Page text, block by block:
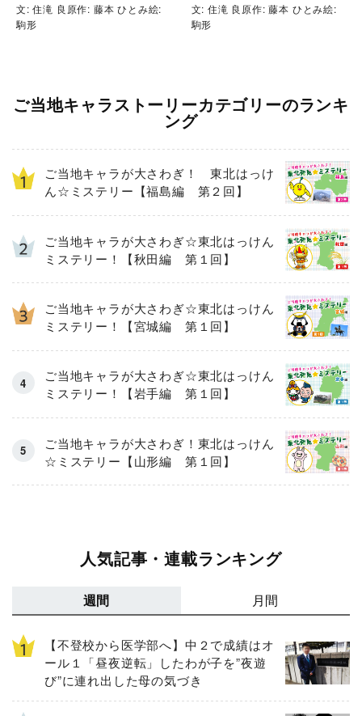
文: 住滝 良原作: 藤本 ひとみ絵:
駒形
文: 住滝 良原作: 藤本 ひとみ絵:
駒形
ご当地キャラストーリーカテゴリーのランキ
ング
ご当地キャラが大さわぎ！ 東北はっけ
ん☆ミステリー【福島編 第２回】
ご当地キャラが大さわぎ☆東北はっけん
ミステリー！【秋田編 第１回】
ご当地キャラが大さわぎ☆東北はっけん
ミステリー！【宮城編 第１回】
ご当地キャラが大さわぎ☆東北はっけん
ミステリー！【岩手編 第１回】
ご当地キャラが大さわぎ！東北はっけん
☆ミステリー【山形編 第１回】
人気記事・連載ランキング
週間 月間
【不登校から医学部へ】中２で成績はオ
ール１「昼夜逆転」したわが子を”夜遊
び”に連れ出した母の気づき